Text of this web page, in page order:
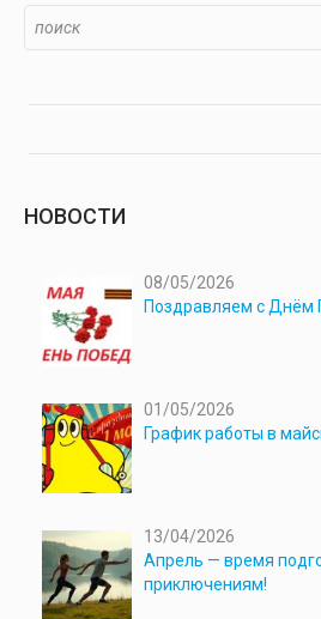
НОВОСТИ
08/05/2026
Поздравляем с Днём
01/05/2026
График работы в
13/04/2026
Апрель — время
приключениям!